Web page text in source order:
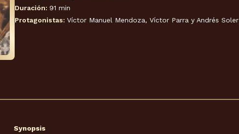
Duración: 91 min
Protagonistas: Víctor Manuel Mendoza, Víctor Parra y Andrés Soler
Synopsis